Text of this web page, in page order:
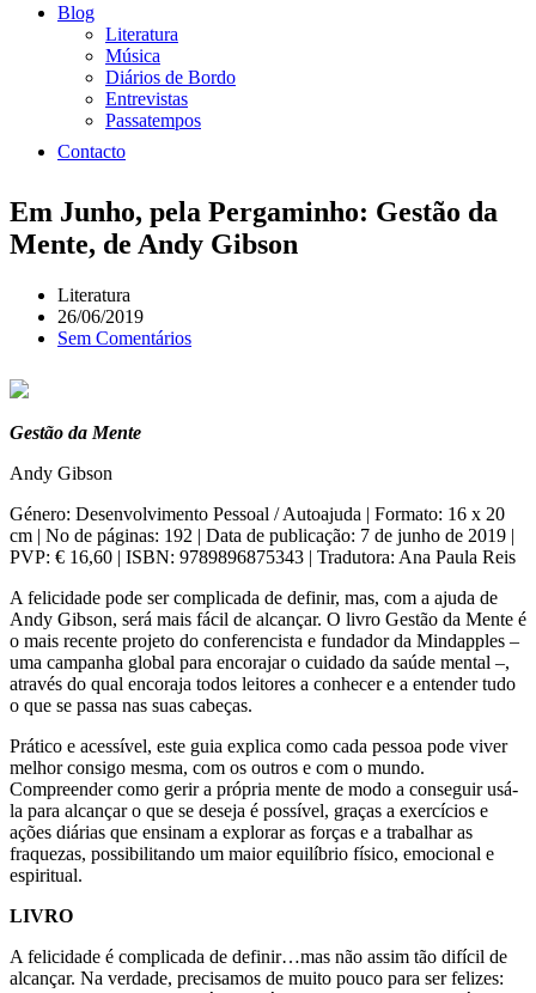
Blog
Literatura
Música
Diários de Bordo
Entrevistas
Passatempos
Contacto
Em Junho, pela Pergaminho: Gestão da
Mente, de Andy Gibson
Literatura
26/06/2019
Sem Comentários
Gestão da Mente
Andy Gibson
Género: Desenvolvimento Pessoal / Autoajuda | Formato: 16 x 20
cm | No de páginas: 192 | Data de publicação: 7 de junho de 2019 |
PVP: € 16,60 | ISBN: 9789896875343 | Tradutora: Ana Paula Reis
A felicidade pode ser complicada de definir, mas, com a ajuda de
Andy Gibson, será mais fácil de alcançar. O livro Gestão da Mente é
o mais recente projeto do conferencista e fundador da Mindapples –
uma campanha global para encorajar o cuidado da saúde mental –,
através do qual encoraja todos leitores a conhecer e a entender tudo
o que se passa nas suas cabeças.
Prático e acessível, este guia explica como cada pessoa pode viver
melhor consigo mesma, com os outros e com o mundo.
Compreender como gerir a própria mente de modo a conseguir usá-
la para alcançar o que se deseja é possível, graças a exercícios e
ações diárias que ensinam a explorar as forças e a trabalhar as
fraquezas, possibilitando um maior equilíbrio físico, emocional e
espiritual.
LIVRO
A felicidade é complicada de definir…mas não assim tão difícil de
alcançar. Na verdade, precisamos de muito pouco para ser felizes: